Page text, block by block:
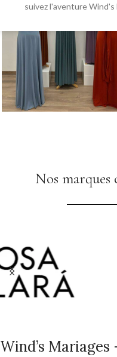
suivez l'aventure Wind's
Nos marques
Wind’s